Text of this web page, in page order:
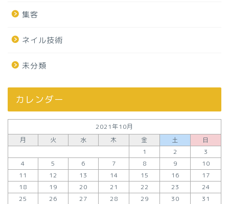
集客
ネイル技術
未分類
カレンダー
2021年10月
月
火 水 木 金 土
日
1
2
3
4
5 6 7 8 9
10
11
12 13 14 15 16
17
18
19 20 21 22 23
24
25
26 27 28 29 30 31